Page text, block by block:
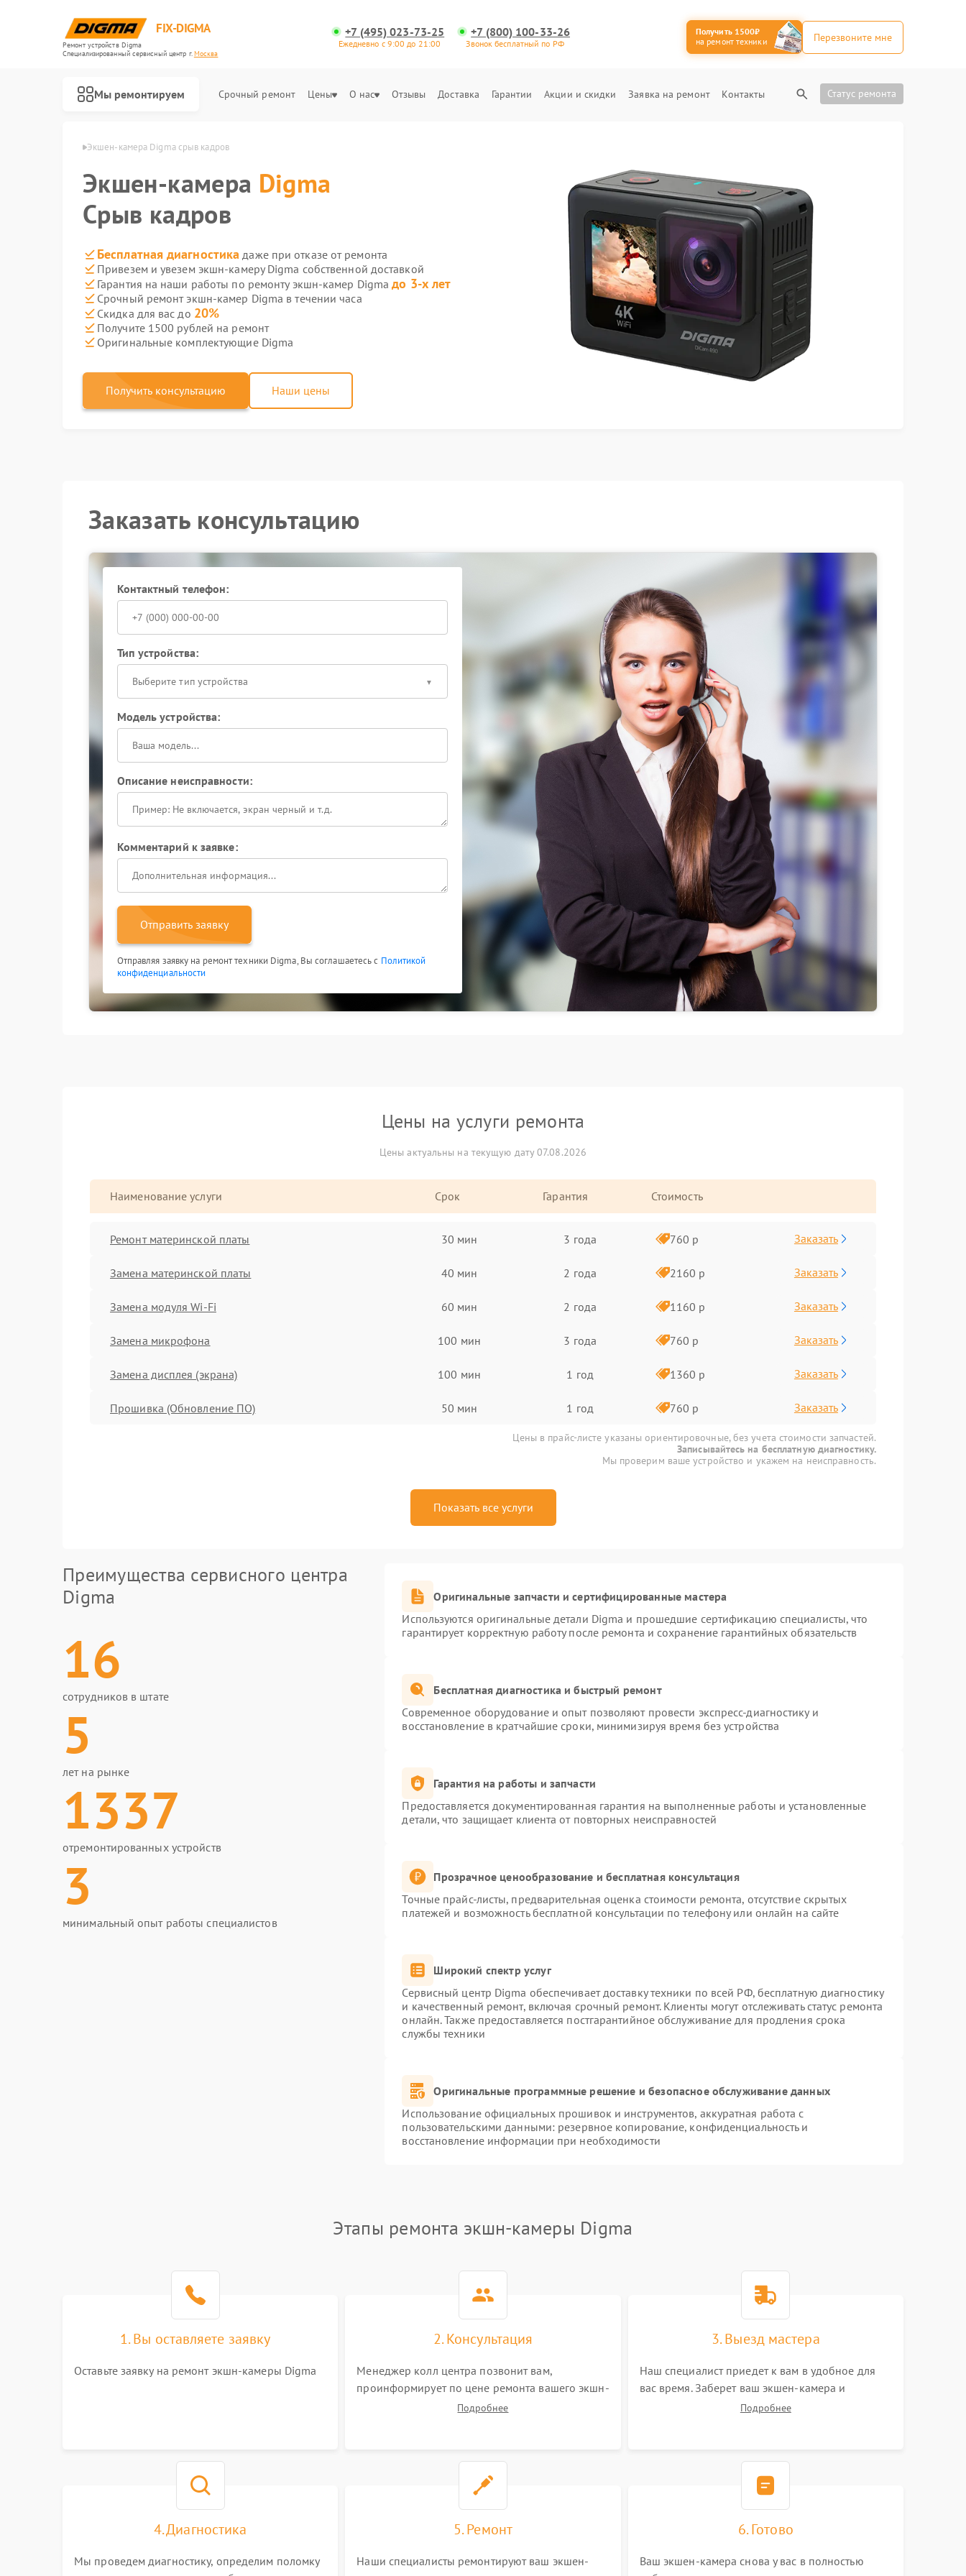
FIX-DIGMA
Ремонт устройств Digma
Специализированный cервисный центр г.Москва
+7 (495) 023-73-25
Ежедневно с 9:00 до 21:00
+7 (800) 100-33-26
Звонок бесплатный по РФ
Получить 1500₽
на ремонт техники
Перезвоните мне
Мы ремонтируем Срочный ремонт Цены О нас Отзывы Доставка Гарантии Акции и скидки Заявка на ремонт Контакты Статус ремонта
Экшен-камера Digma срыв кадров
Экшен-камера Digma
Срыв кадров
Бесплатная диагностика даже при отказе от ремонта
Привезем и увезем экшн-камеру Digma собственной доставкой
Гарантия на наши работы по ремонту экшн-камер Digmaдо 3-х лет
Срочный ремонт экшн-камер Digma в течении часа
Скидка для вас до 20%
Получите 1500 рублей на ремонт
Оригинальные комплектующие Digma
Получить консультацию Наши цены
Заказать консультацию
Контактный телефон:
Тип устройства:
Выберите тип устройства
Модель устройства:
Описание неисправности:
Комментарий к заявке:
Отправить заявку
Отправляя заявку на ремонт техники Digma, Вы соглашаетесь с Политикой
конфиденциальности
Цены на услуги ремонта
Цены актуальны на текущую дату 07.08.2026
Наименование услуги Срок Гарантия Стоимость
Ремонт материнской платы 30 мин 3 года 760 р Заказать
Замена материнской платы 40 мин 2 года 2160 р Заказать
Замена модуля Wi-Fi 60 мин 2 года 1160 р Заказать
Замена микрофона 100 мин 3 года 760 р Заказать
Замена дисплея (экрана) 100 мин 1 год 1360 р Заказать
Прошивка (Обновление ПО) 50 мин 1 год 760 р Заказать
Цены в прайс-листе указаны ориентировочные, без учета стоимости запчастей.
Записывайтесь на бесплатную диагностику.
Мы проверим ваше устройство и укажем на неисправность.
Показать все услуги
Преимущества сервисного центра
Digma
16
сотрудников в штате
5
лет на рынке
1337
отремонтированных устройств
3
минимальный опыт работы специалистов
Оригинальные запчасти и сертифицированные мастера
Используются оригинальные детали Digma и прошедшие сертификацию специалисты, что
гарантирует корректную работу после ремонта и сохранение гарантийных обязательств
Бесплатная диагностика и быстрый ремонт
Современное оборудование и опыт позволяют провести экспресс-диагностику и
восстановление в кратчайшие сроки, минимизируя время без устройства
Гарантия на работы и запчасти
Предоставляется документированная гарантия на выполненные работы и установленные
детали, что защищает клиента от повторных неисправностей
Прозрачное ценообразование и бесплатная консультация
Точные прайс-листы, предварительная оценка стоимости ремонта, отсутствие скрытых
платежей и возможность бесплатной консультации по телефону или онлайн на сайте
Широкий спектр услуг
Сервисный центр Digma обеспечивает доставку техники по всей РФ, бесплатную диагностику
и качественный ремонт, включая срочный ремонт. Клиенты могут отслеживать статус ремонта
онлайн. Также предоставляется постгарантийное обслуживание для продления срока
службы техники
Оригинальные программные решение и безопасное обслуживание данных
Использование официальных прошивок и инструментов, аккуратная работа с
пользовательскими данными: резервное копирование, конфиденциальность и
восстановление информации при необходимости
Этапы ремонта экшн-камеры Digma
1. Вы оставляете заявку
Оставьте заявку на ремонт экшн-камеры Digma
2. Консультация
Менеджер колл центра позвонит вам,
проинформирует по цене ремонта вашего экшн-
камеры а также ответит на все ваши вопросы.
Подробнее
3. Выезд мастера
Наш специалист приедет к вам в удобное для
вас время. Заберет ваш экшен-камера и
привезет на склад для диагностики.
Подробнее
4. Диагностика
Мы проведем диагностику, определим поломку
5. Ремонт
Наши специалисты ремонтируют ваш экшен-
6. Готово
Ваш экшен-камера снова у вас в полностью